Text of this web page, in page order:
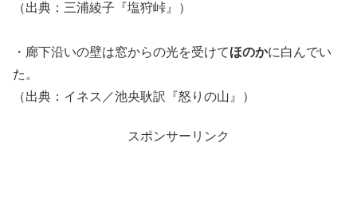
（出典：三浦綾子『塩狩峠』）
・廊下沿いの壁は窓からの光を受けてほのかに白んでい
た。
（出典：イネス／池央耿訳『怒りの山』）
スポンサーリンク